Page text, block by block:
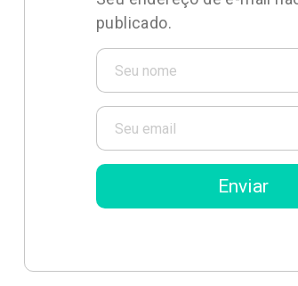
publicado.